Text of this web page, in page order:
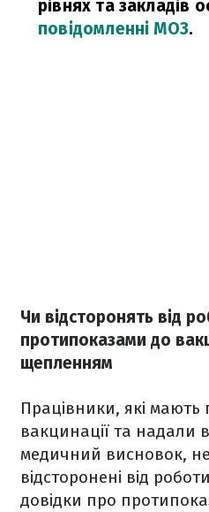
рівнях та закладів
повідомленні МОЗ.
Чи відсторонять від
протипоказами до
щепленням
Працівники, які
вакцинації та надали
медичний висновок,
відсторонені від
довідки про